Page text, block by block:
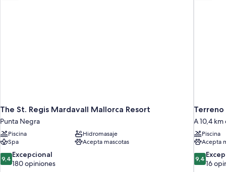
The St. Regis Mardavall Mallorca Resort
Punta Negra
Piscina
Hidromasaje
Spa
Acepta mascotas
9.4
de
9,4 Excepcional
180 opiniones
A 10,4 km
Piscina
Acepta
9.4
de
9,4
16